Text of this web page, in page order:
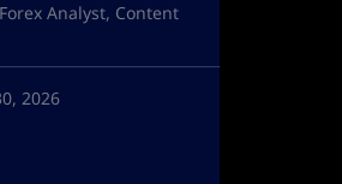
Analyst, Content
2026